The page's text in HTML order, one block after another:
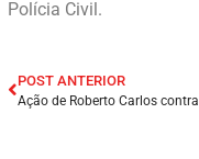
Polícia Civil.
POST ANTERIOR